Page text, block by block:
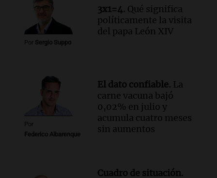
Episodios
Audio.Monseñor Fenoy celebra la visita
de León XIV a Argentina y reflexiona
sobre su impacto espiritual
Audio.El ministro de Economía de Santa
Fe relativiza el impacto del fallo sobre
jubilaciones en la provincia
Panorama Federal
Episodios
Por Sergio Suppo
3x1=4. Qué significa
políticamente la visita
del papa León XIV
Por
Federico Albarenque
El dato confiable. La
carne vacuna bajó
0,02% en julio y
acumula cuatro meses
sin aumentos
Cuadro de situación.